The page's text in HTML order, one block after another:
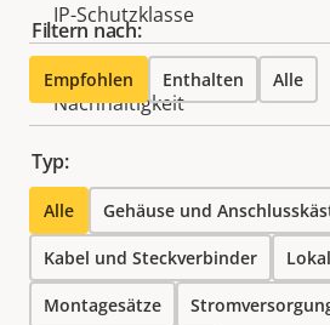
IP-Schutzklasse
Nachhaltigkeit
Filtern nach:
Empfohlen Enthalten Alle
Typ:
Alle Gehäuse und
Kabel und Steckverbinder
Montagesätze